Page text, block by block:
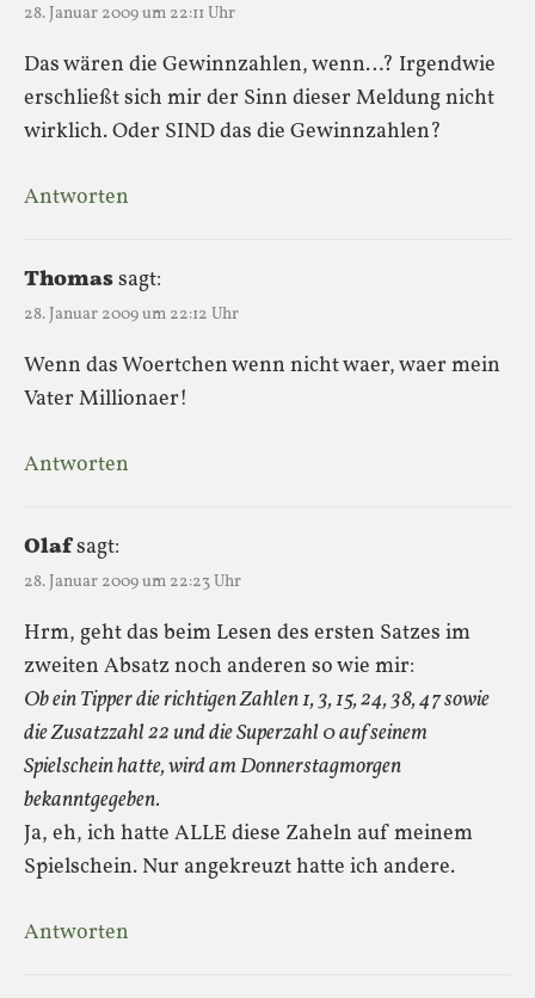
28. Januar 2009 um 22:11 Uhr
Das wären die Gewinnzahlen, wenn…? Irgendwie
erschließt sich mir der Sinn dieser Meldung nicht
wirklich. Oder SIND das die Gewinnzahlen?
Antworten
Thomassagt:
28. Januar 2009 um 22:12 Uhr
Wenn das Woertchen wenn nicht waer, waer mein
Vater Millionaer!
Antworten
Olafsagt:
28. Januar 2009 um 22:23 Uhr
Hrm, geht das beim Lesen des ersten Satzes im
zweiten Absatz noch anderen so wie mir:
Ob ein Tipper die richtigen Zahlen 1, 3, 15, 24, 38, 47 sowie
die Zusatzzahl 22 und die Superzahl 0 auf seinem
Spielschein hatte, wird am Donnerstagmorgen
bekanntgegeben.
Ja, eh, ich hatte ALLE diese Zaheln auf meinem
Spielschein. Nur angekreuzt hatte ich andere.
Antworten